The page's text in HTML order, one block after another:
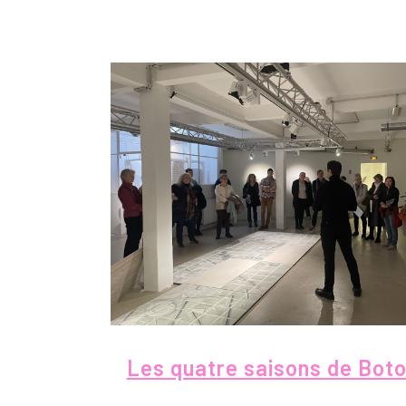
Les quatre saisons de